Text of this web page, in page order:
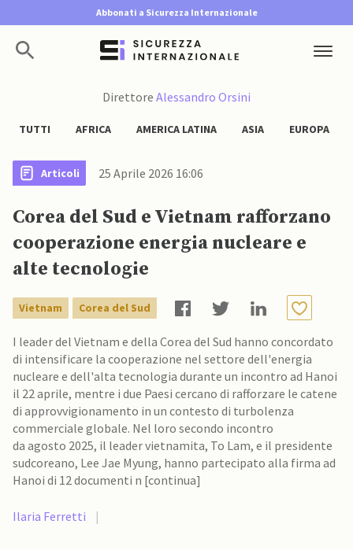
Abbonati a Sicurezza Internazionale
Direttore Alessandro Orsini
TUTTI AFRICA AMERICA LATINA ASIA EUROPA
Articoli 25 Aprile 2026 16:06
Corea del Sud e Vietnam rafforzano
cooperazione energia nucleare e
alte tecnologie
Vietnam Corea del Sud
I leader del Vietnam e della Corea del Sud hanno concordato
di intensificare la cooperazione nel settore dell'energia
nucleare e dell'alta tecnologia durante un incontro ad Hanoi
il 22 aprile, mentre i due Paesi cercano di rafforzare le catene
di approvvigionamento in un contesto di turbolenza
commerciale globale. Nel loro secondo incontro
da agosto 2025, il leader vietnamita, To Lam, e il presidente
sudcoreano, Lee Jae Myung, hanno partecipato alla firma ad
Hanoi di 12 documenti n [continua]
Ilaria Ferretti |